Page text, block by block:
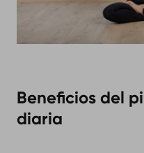
Beneficios del
diaria